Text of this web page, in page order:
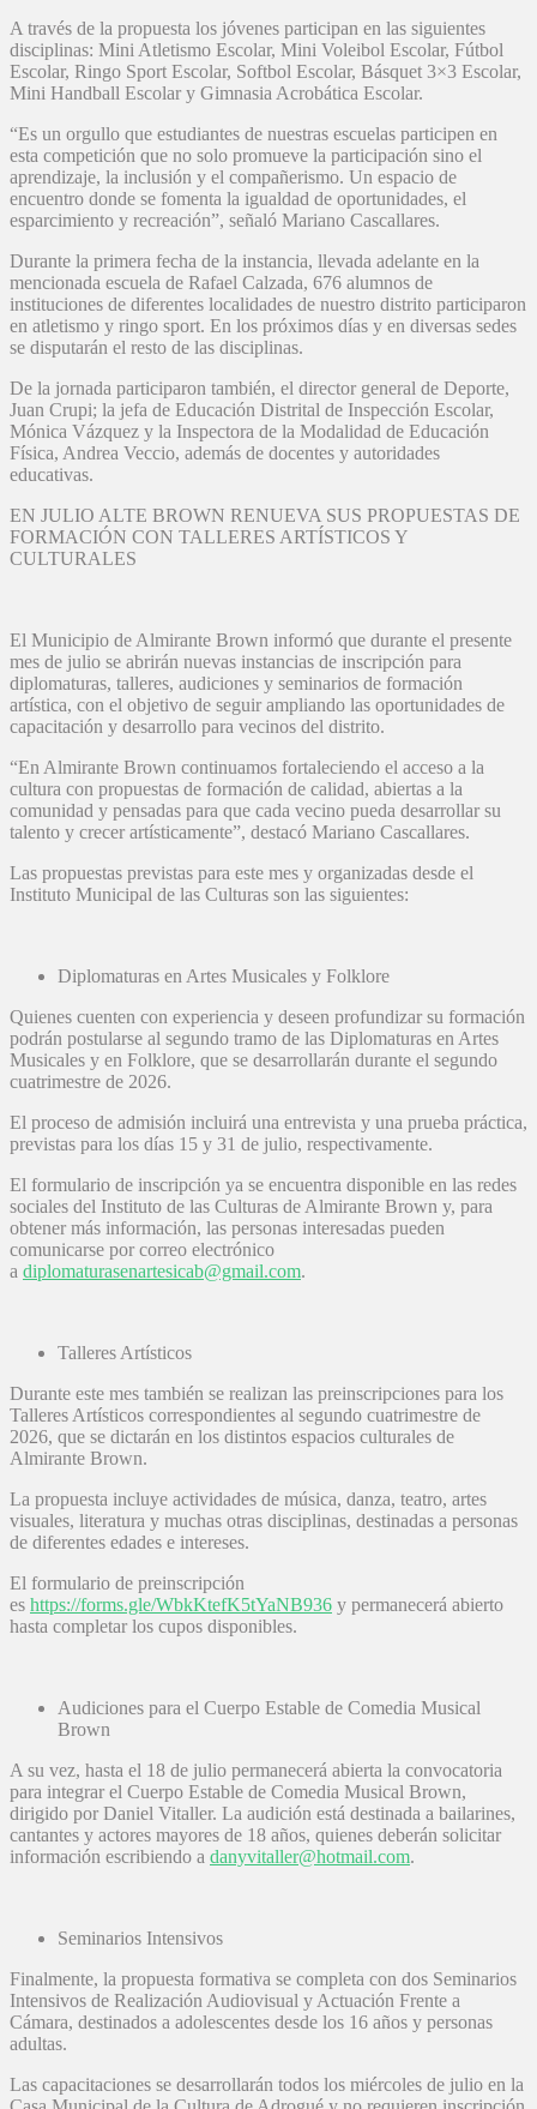
A través de la propuesta los jóvenes participan en las siguientes
disciplinas: Mini Atletismo Escolar, Mini Voleibol Escolar, Fútbol
Escolar, Ringo Sport Escolar, Softbol Escolar, Básquet 3×3 Escolar,
Mini Handball Escolar y Gimnasia Acrobática Escolar.
“Es un orgullo que estudiantes de nuestras escuelas participen en
esta competición que no solo promueve la participación sino el
aprendizaje, la inclusión y el compañerismo. Un espacio de
encuentro donde se fomenta la igualdad de oportunidades, el
esparcimiento y recreación”, señaló Mariano Cascallares.
Durante la primera fecha de la instancia, llevada adelante en la
mencionada escuela de Rafael Calzada, 676 alumnos de
instituciones de diferentes localidades de nuestro distrito participaron
en atletismo y ringo sport. En los próximos días y en diversas sedes
se disputarán el resto de las disciplinas.
De la jornada participaron también, el director general de Deporte,
Juan Crupi; la jefa de Educación Distrital de Inspección Escolar,
Mónica Vázquez y la Inspectora de la Modalidad de Educación
Física, Andrea Veccio, además de docentes y autoridades
educativas.
EN JULIO ALTE BROWN RENUEVA SUS PROPUESTAS DE
FORMACIÓN CON TALLERES ARTÍSTICOS Y
CULTURALES
El Municipio de Almirante Brown informó que durante el presente
mes de julio se abrirán nuevas instancias de inscripción para
diplomaturas, talleres, audiciones y seminarios de formación
artística, con el objetivo de seguir ampliando las oportunidades de
capacitación y desarrollo para vecinos del distrito.
“En Almirante Brown continuamos fortaleciendo el acceso a la
cultura con propuestas de formación de calidad, abiertas a la
comunidad y pensadas para que cada vecino pueda desarrollar su
talento y crecer artísticamente”, destacó Mariano Cascallares.
Las propuestas previstas para este mes y organizadas desde el
Instituto Municipal de las Culturas son las siguientes:
Diplomaturas en Artes Musicales y Folklore
Quienes cuenten con experiencia y deseen profundizar su formación
podrán postularse al segundo tramo de las Diplomaturas en Artes
Musicales y en Folklore, que se desarrollarán durante el segundo
cuatrimestre de 2026.
El proceso de admisión incluirá una entrevista y una prueba práctica,
previstas para los días 15 y 31 de julio, respectivamente.
El formulario de inscripción ya se encuentra disponible en las redes
sociales del Instituto de las Culturas de Almirante Brown y, para
obtener más información, las personas interesadas pueden
comunicarse por correo electrónico
a diplomaturasenartesicab@gmail.com.
Talleres Artísticos
Durante este mes también se realizan las preinscripciones para los
Talleres Artísticos correspondientes al segundo cuatrimestre de
2026, que se dictarán en los distintos espacios culturales de
Almirante Brown.
La propuesta incluye actividades de música, danza, teatro, artes
visuales, literatura y muchas otras disciplinas, destinadas a personas
de diferentes edades e intereses.
El formulario de preinscripción
es https://forms.gle/WbkKtefK5tYaNB936 y permanecerá abierto
hasta completar los cupos disponibles.
Audiciones para el Cuerpo Estable de Comedia Musical
Brown
A su vez, hasta el 18 de julio permanecerá abierta la convocatoria
para integrar el Cuerpo Estable de Comedia Musical Brown,
dirigido por Daniel Vitaller. La audición está destinada a bailarines,
cantantes y actores mayores de 18 años, quienes deberán solicitar
información escribiendo a danyvitaller@hotmail.com.
Seminarios Intensivos
Finalmente, la propuesta formativa se completa con dos Seminarios
Intensivos de Realización Audiovisual y Actuación Frente a
Cámara, destinados a adolescentes desde los 16 años y personas
adultas.
Las capacitaciones se desarrollarán todos los miércoles de julio en la